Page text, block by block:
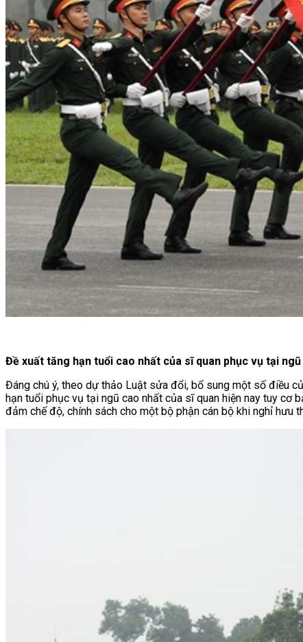
Đề xuất tăng hạn tuổi cao nhất của sĩ quan phục vụ tại ngũ
Đáng chú ý, theo dự thảo Luật sửa đổi, bổ sung một số điều
hạn tuổi phục vụ tại ngũ cao nhất của sĩ quan hiện nay tuy
đảm chế độ, chính sách cho một bộ phận cán bộ khi nghỉ hưu